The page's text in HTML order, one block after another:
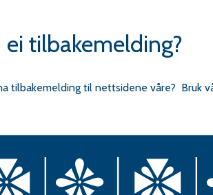
ei tilbakemelding?
tilbakemelding til nettsidene våre? Bruk